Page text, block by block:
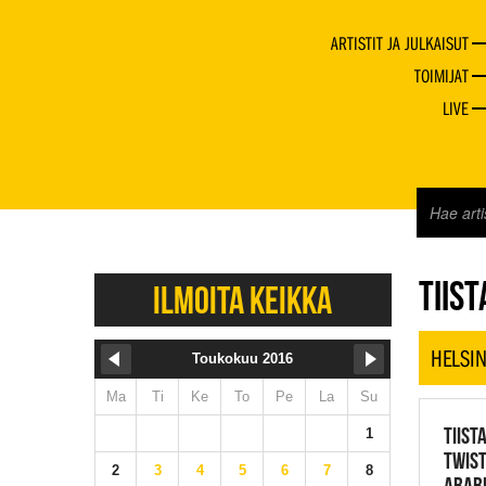
ARTISTIT JA JULKAISUT
TOIMIJAT
LIVE
ILMOITA KEIKKA
Toukokuu 2016
Ma Ti Ke To Pe La Su
1
2 3 4 5 6 7 8
JAZZ